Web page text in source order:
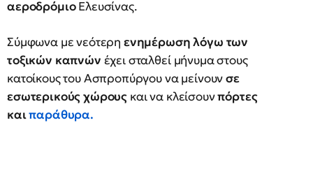
αεροδρόμιοΕλευσίνας.
Σύμφωνα με νεότερη ενημέρωση λόγω των
τοξικών καπνών έχει σταλθεί μήνυμα στους
κατοίκους του Ασπροπύργου να μείνουνσε
εσωτερικούς χώρους και να κλείσουνπόρτες
καιπαράθυρα.